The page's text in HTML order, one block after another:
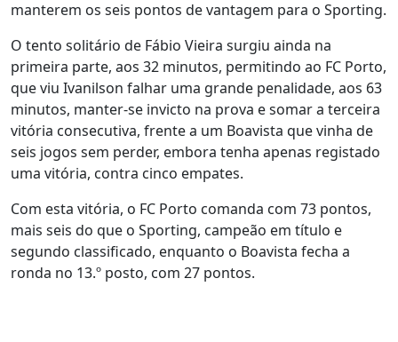
manterem os seis pontos de vantagem para o Sporting.
O tento solitário de Fábio Vieira surgiu ainda na
primeira parte, aos 32 minutos, permitindo ao FC Porto,
que viu Ivanilson falhar uma grande penalidade, aos 63
minutos, manter-se invicto na prova e somar a terceira
vitória consecutiva, frente a um Boavista que vinha de
seis jogos sem perder, embora tenha apenas registado
uma vitória, contra cinco empates.
Com esta vitória, o FC Porto comanda com 73 pontos,
mais seis do que o Sporting, campeão em título e
segundo classificado, enquanto o Boavista fecha a
ronda no 13.º posto, com 27 pontos.